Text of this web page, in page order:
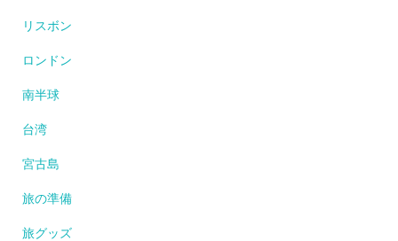
リスボン
ロンドン
南半球
台湾
宮古島
旅の準備
旅グッズ